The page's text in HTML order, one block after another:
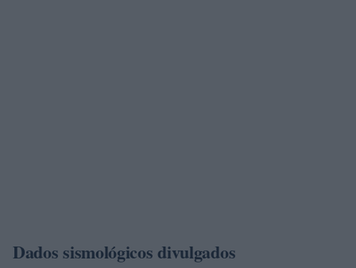
Dados sismológicos divulgados